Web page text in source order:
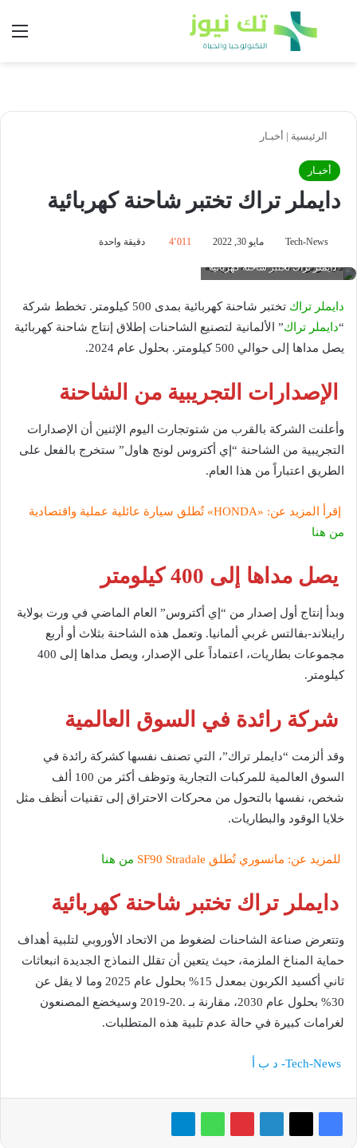
بحث عن
الرئيسية | أخبـار
أخبـار
دايملر تراك تختبر شاحنة كهربائية
Tech-News مايو 30, 2022 4٬011 دقيقة واحدة
دايملر تراك تختبر شاحنة كهربائية
دايملر تراك
تختبر شاحنة كهربائية بمدى 500 كيلومتر. تخطط شركة
“دايملر تراك” الألمانية لتصنيع الشاحنات إطلاق إنتاج شاحنة كهربائية
يصل مداها إلى حوالي 500 كيلومتر. بحلول عام 2024.
الإصدارات التجريبية من الشاحنة
وأعلنت الشركة بالقرب من شتوتجارت اليوم الإثنين أن الإصدارات
التجريبية من الشاحنة “إي أكتروس لونج هاول” ستخرج بالفعل على
الطريق اعتباراً من هذا العام.
إقرأ المزيد عن: «HONDA» تُطلق سيارة عائلية عملية واقتصادية
من هنا
يصل مداها إلى 400 كيلومتر
وبدأ إنتاج أول إصدار من “إي أكتروس” العام الماضي في ورت بولاية
راينلاند-بفالتس غربي ألمانيا. وتعمل هذه الشاحنة بثلاث أو أربع
مجموعات بطاريات، اعتماداً على الإصدار، ويصل مداها إلى 400
كيلومتر.
شركة رائدة في السوق العالمية
وقد ألزمت “دايملر تراك”، التي تصنف نفسها كشركة رائدة في
السوق العالمية للمركبات التجارية وتوظف أكثر من 100 ألف
شخص، نفسها بالتحول من محركات الاحتراق إلى تقنيات أنظف مثل
خلايا الوقود والبطاريات.
للمزيد عن: مانسوري تُطلق SF90 Stradale من هنا
دايملر تراك تختبر شاحنة كهربائية
وتتعرض صناعة الشاحنات لضغوط من الاتحاد الأوروبي لتلبية أهداف
حماية المناخ الملزمة، حيث يتعين أن تقلل النماذج الجديدة انبعاثات
ثاني أكسيد الكربون بمعدل 15% بحلول عام 2025 وما لا يقل عن
30% بحلول عام 2030، مقارنة بـ .20-2019 وسيخضع المصنعون
لغرامات كبيرة في حالة عدم تلبية هذه المتطلبات.
Tech-News- د ب أ